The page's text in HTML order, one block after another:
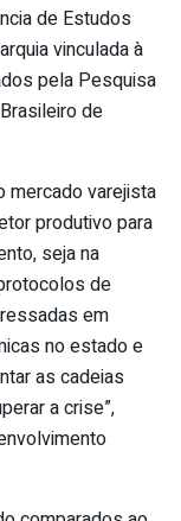
de Estudos
vinculada à
pela Pesquisa
de
mercado varejista
produtivo para
seja na
de
em
no estado e
as cadeias
a crise”,